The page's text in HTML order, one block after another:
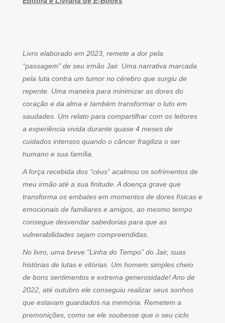
Livro elaborado em 2023, remete a dor pela
“passagem” de seu irmão Jair. Uma narrativa marcada
pela luta contra um tumor no cérebro que surgiu de
repente. Uma maneira para minimizar as dores do
coração e da alma e também transformar o luto em
saudades. Um relato para compartilhar com os leitores
a experiência vivida durante quase 4 meses de
cuidados intensos quando o câncer fragiliza o ser
humano e sua família.
A força recebida dos “céus” acalmou os sofrimentos de
meu irmão até a sua finitude. A doença grave que
transforma os embates em momentos de dores físicas e
emocionais de familiares e amigos, ao mesmo tempo
consegue desvendar sabedorias para que as
vulnerabilidades sejam compreendidas.
No livro, uma breve “Linha do Tempo” do Jair, suas
histórias de lutas e vitórias. Um homem simples cheio
de bons sentimentos e extrema generosidade! Ano de
2022, até outubro ele conseguiu realizar seus sonhos
que estavam guardados na memória. Remetem a
premonições, como se ele soubesse que o seu ciclo